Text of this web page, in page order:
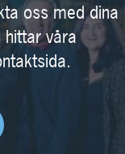
oss med dina
hittar våra